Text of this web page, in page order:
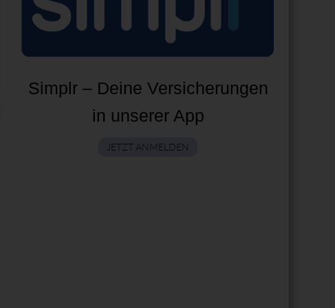
Simplr – Deine Versicherungen
in unserer App
JETZT ANMELDEN